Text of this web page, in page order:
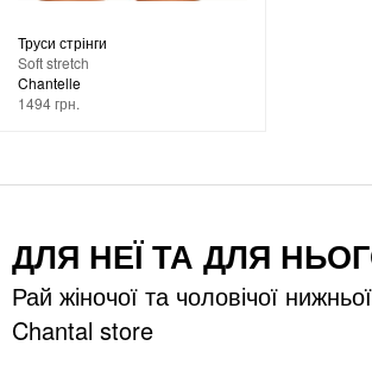
Труси стрінги
Soft stretch
Chantelle
1494 грн.
ДЛЯ НЕЇ ТА ДЛЯ
Рай жіночої та чоловічої
Chantal store